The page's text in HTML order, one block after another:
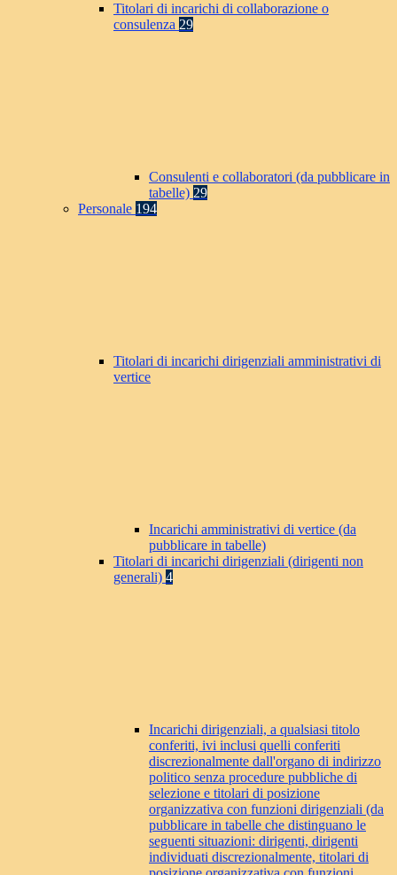
Titolari di incarichi di collaborazione o
consulenza 29
Consulenti e collaboratori (da pubblicare in
tabelle) 29
Personale 194
Titolari di incarichi dirigenziali amministrativi di
vertice
Incarichi amministrativi di vertice (da
pubblicare in tabelle)
Titolari di incarichi dirigenziali (dirigenti non
generali) 4
Incarichi dirigenziali, a qualsiasi titolo
conferiti, ivi inclusi quelli conferiti
discrezionalmente dall'organo di indirizzo
politico senza procedure pubbliche di
selezione e titolari di posizione
organizzativa con funzioni dirigenziali (da
pubblicare in tabelle che distinguano le
seguenti situazioni: dirigenti, dirigenti
individuati discrezionalmente, titolari di